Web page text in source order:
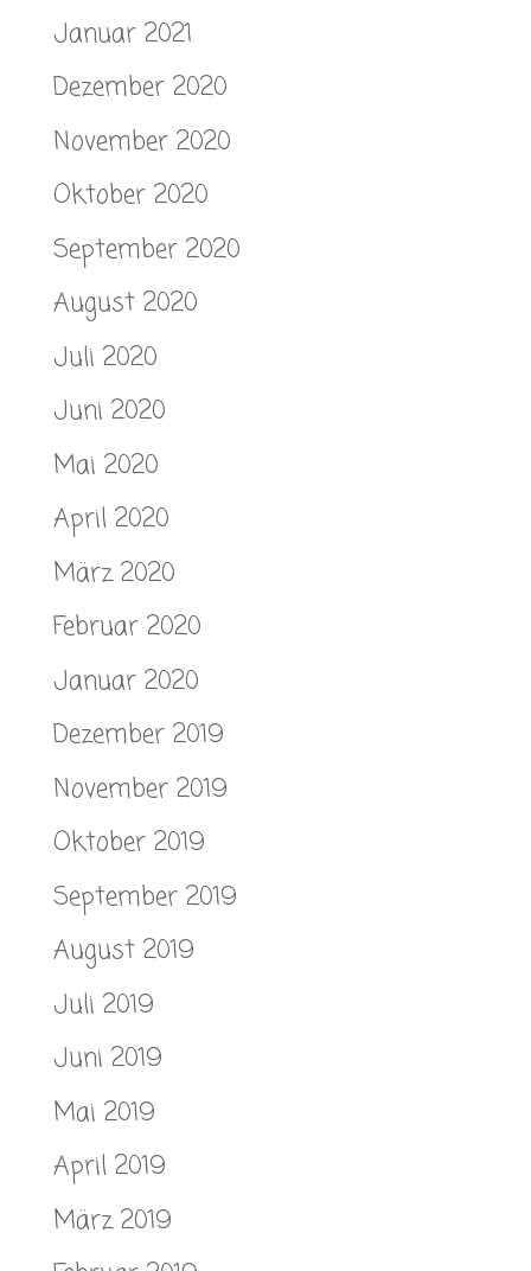
Januar 2021
Dezember 2020
November 2020
Oktober 2020
September 2020
August 2020
Juli 2020
Juni 2020
Mai 2020
April 2020
März 2020
Februar 2020
Januar 2020
Dezember 2019
November 2019
Oktober 2019
September 2019
August 2019
Juli 2019
Juni 2019
Mai 2019
April 2019
März 2019